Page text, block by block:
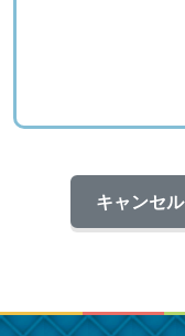
キャンセル